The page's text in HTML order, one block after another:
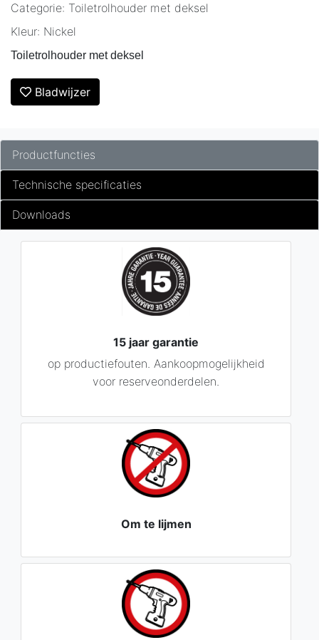
Categorie: Toiletrolhouder met deksel
Kleur: Nickel
Toiletrolhouder met deksel
Bladwijzer
Productfuncties
Technische specificaties
Downloads
15 jaar garantie
op productiefouten. Aankoopmogelijkheid
voor reserveonderdelen.
Om te lijmen